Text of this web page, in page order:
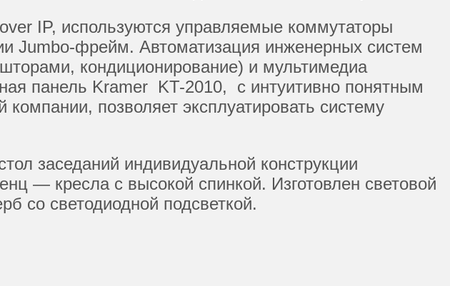
IP, используются управляемые коммутаторы
Jumbo-фрейм. Автоматизация инженерных систем
кондиционирование) и мультимедиа
панель Kramer KT-2010, с интуитивно понятным
позволяет эксплуатировать систему
заседаний индивидуальной конструкции
— кресла с высокой спинкой. Изготовлен световой
со светодиодной подсветкой.